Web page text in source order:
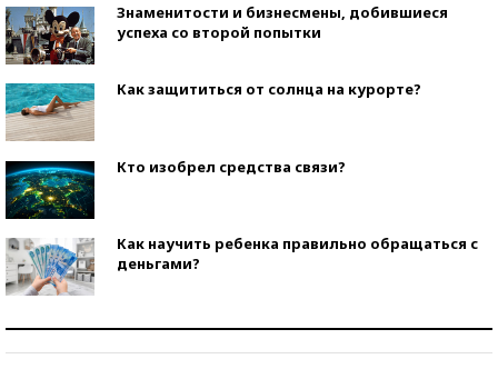
Знаменитости и бизнесмены, добившиеся
успеха со второй попытки
Как защититься от солнца на курорте?
Кто изобрел средства связи?
Как научить ребенка правильно обращаться с
деньгами?